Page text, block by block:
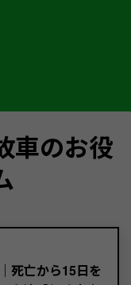
車のお役
死亡から15日を